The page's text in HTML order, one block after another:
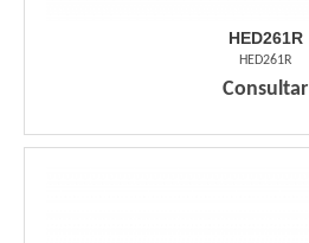
HED261R
HED261R
Consultar